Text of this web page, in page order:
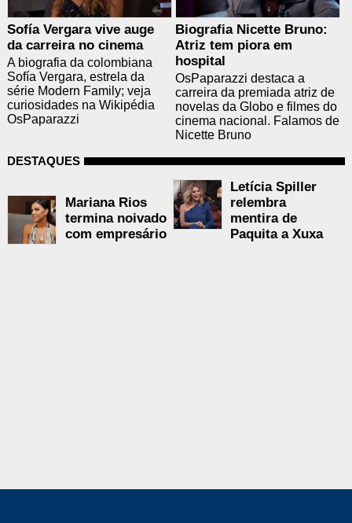
Sofía Vergara vive auge
da carreira no cinema
A biografia da colombiana
Sofía Vergara, estrela da
série Modern Family; veja
curiosidades na Wikipédia
OsPaparazzi
Biografia Nicette Bruno:
Atriz tem piora em
hospital
OsPaparazzi destaca a
carreira da premiada atriz de
novelas da Globo e filmes do
cinema nacional. Falamos de
Nicette Bruno
DESTAQUES
Mariana Rios
termina noivado
com empresário
Letícia Spiller
relembra
mentira de
Paquita a Xuxa